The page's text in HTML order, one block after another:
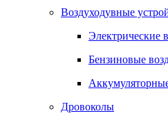
Воздуходувные
Электрические
Бензиновые
Дровоколы